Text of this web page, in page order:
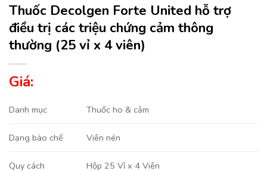
Thuốc Decolgen Forte United hỗ trợ
điều trị các triệu chứng cảm thông
thường (25 vỉ x 4 viên)
Giá:
Danh mục Thuốc ho & cảm
Dạng bào chế Viên nén
Quy cách Hộp 25 Vỉ x 4 Viên